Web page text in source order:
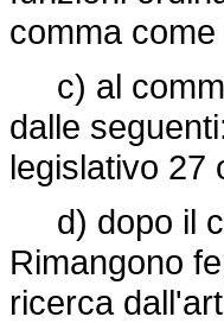
comma
c) al
dalle
legislativo 27
d) dopo il
Rimangono
ricerca